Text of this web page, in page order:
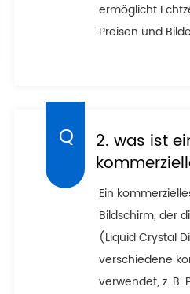
ermöglicht
Preisen und
2. was ist
Ein
Bildschirm, der
(Liquid Crystal
verschiedene
verwendet, z. B.